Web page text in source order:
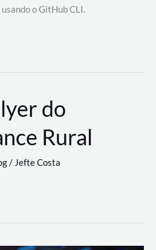
o GitHub CLI.
do
Rural
/ Jefte Costa